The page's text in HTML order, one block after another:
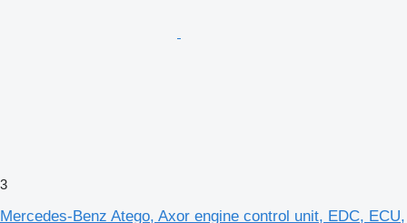
3
Mercedes-Benz Atego, Axor engine control unit, EDC, ECU,